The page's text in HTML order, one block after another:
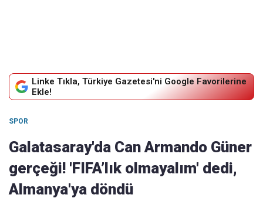
Linke Tıkla, Türkiye Gazetesi'ni Google Favorilerine
Ekle!
SPOR
Galatasaray'da Can Armando Güner
gerçeği! 'FIFA’lık olmayalım' dedi,
Almanya'ya döndü